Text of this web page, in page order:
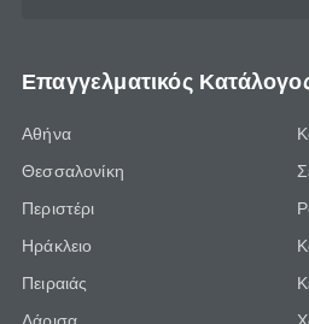
Επαγγελματικός
Αθήνα
Θεσσαλονίκη
Περιστέρι
Ηράκλειο
Πειραιάς